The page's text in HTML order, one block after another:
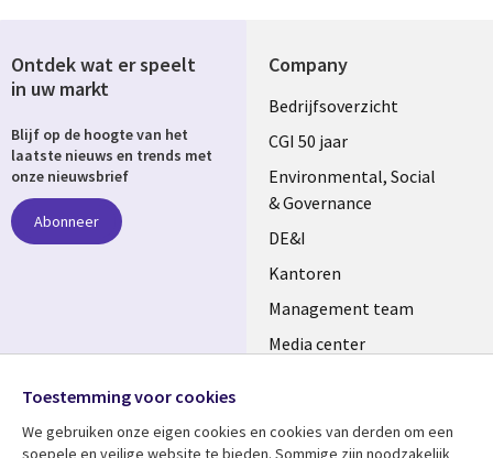
Company
Useful
links
NETHERLANDS
Bedrijfsoverzicht
CGI 50 jaar
Environmental, Social
& Governance
DE&I
Kantoren
Management team
Media center
Ontdek wat er speelt
in uw markt
Blijf op de hoogte van het
laatste nieuws en trends met
onze nieuwsbrief
Abonneer
Media
Toestemming voor cookies
We gebruiken onze eigen cookies en cookies van derden om een ​​
soepele en veilige website te bieden. Sommige zijn noodzakelijk